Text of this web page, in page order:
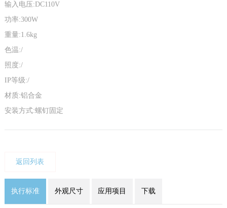
输入电压:DC110V
功率:300W
重量:1.6kg
色温:/
照度:/
IP等级:/
材质:铝合金
安装方式:螺钉固定
返回列表
执行标准 外观尺寸 应用项目 下载